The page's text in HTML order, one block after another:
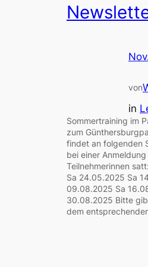
von
in
Sommertraining im
zum
findet an folgenden
bei einer
Teilnehmerinnen
Sa 24.05.2025 Sa
09.08.2025 Sa
30.08.2025 Bitte
dem